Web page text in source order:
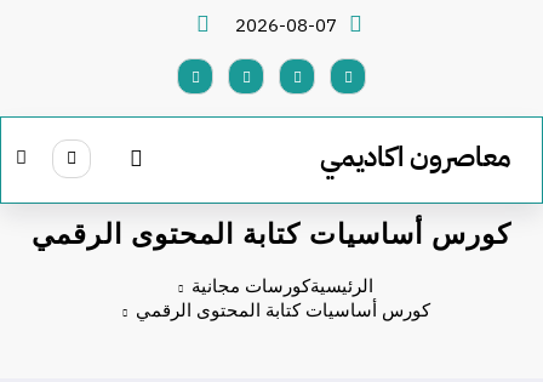
2026-08-07
معاصرون اكاديمي
كورس أساسيات كتابة المحتوى الرقمي
الرئيسيةكورسات مجانية
كورس أساسيات كتابة المحتوى الرقمي